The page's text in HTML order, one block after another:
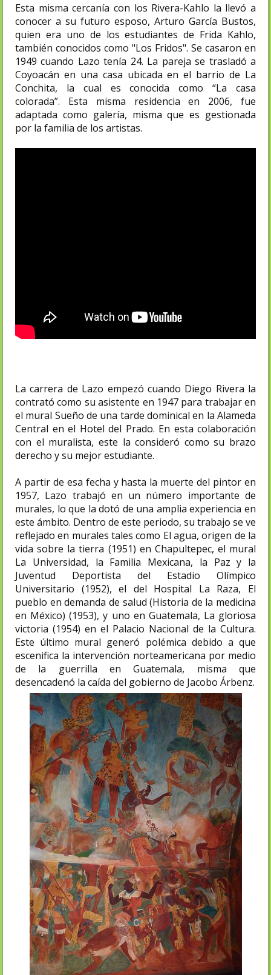
Esta misma cercanía con los Rivera-Kahlo la llevó a
conocer a su futuro esposo, Arturo García Bustos,​
quien era uno de los estudiantes de Frida Kahlo,
también conocidos como "Los Fridos". Se casaron en
1949 cuando Lazo tenía 24.​ La pareja se trasladó a
Coyoacán en una casa ubicada en el barrio de La
Conchita, la cual es conocida como “La casa
colorada”. Esta misma residencia en 2006, fue
adaptada como galería, misma que es gestionada
por la familia de los artistas.
La carrera de Lazo empezó cuando Diego Rivera la
contrató como su asistente en 1947 para trabajar en
el mural Sueño de una tarde dominical en la Alameda
Central en el Hotel del Prado. En esta colaboración
con el muralista, este la consideró como su brazo
derecho y su mejor estudiante.
A partir de esa fecha y hasta la muerte del pintor en
1957, Lazo trabajó en un número importante de
murales, lo que la dotó de una amplia experiencia en
este ámbito.​ Dentro de este periodo, su trabajo se ve
reflejado en murales tales como El agua, origen de la
vida sobre la tierra (1951) en Chapultepec, el mural
La Universidad, la Familia Mexicana, la Paz y la
Juventud Deportista del Estadio Olímpico
Universitario (1952), el del Hospital La Raza, El
pueblo en demanda de salud (Historia de la medicina
en México) (1953), y uno en Guatemala, La gloriosa
victoria (1954) en el Palacio Nacional de la Cultura.
Este último mural generó polémica debido a que
escenifica la intervención norteamericana por medio
de la guerrilla en Guatemala, misma que
desencadenó la caída del gobierno de Jacobo Árbenz.